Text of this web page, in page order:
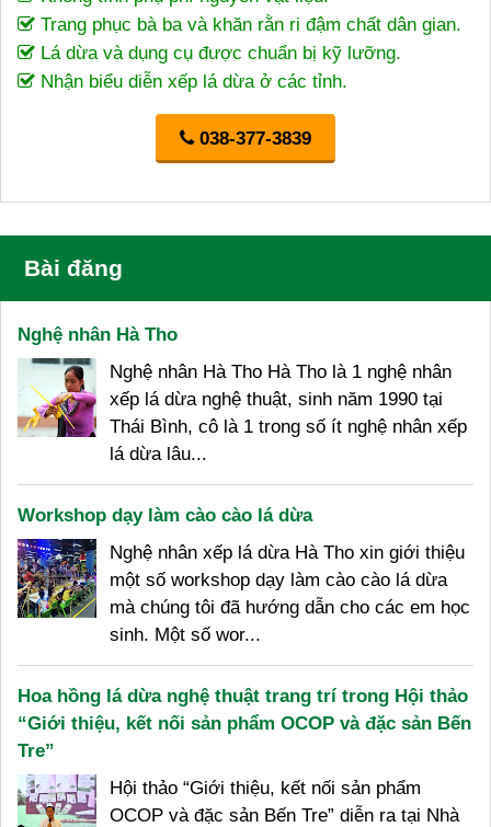
Trang phục bà ba và khăn rằn ri đậm chất dân gian.
Lá dừa và dụng cụ được chuẩn bị kỹ lưỡng.
Nhận biểu diễn xếp lá dừa ở các tỉnh.
038-377-3839
Bài đăng
Nghệ nhân Hà Tho
Nghệ nhân Hà Tho Hà Tho là 1 nghệ nhân
xếp lá dừa nghệ thuật, sinh năm 1990 tại
Thái Bình, cô là 1 trong số ít nghệ nhân xếp
lá dừa lâu...
Workshop dạy làm cào cào lá dừa
Nghệ nhân xếp lá dừa Hà Tho xin giới thiệu
một số workshop dạy làm cào cào lá dừa
mà chúng tôi đã hướng dẫn cho các em học
sinh. Một số wor...
Hoa hồng lá dừa nghệ thuật trang trí trong Hội thảo
“Giới thiệu, kết nối sản phẩm OCOP và đặc sản Bến
Tre”
Hội thảo “Giới thiệu, kết nối sản phẩm
OCOP và đặc sản Bến Tre” diễn ra tại Nhà